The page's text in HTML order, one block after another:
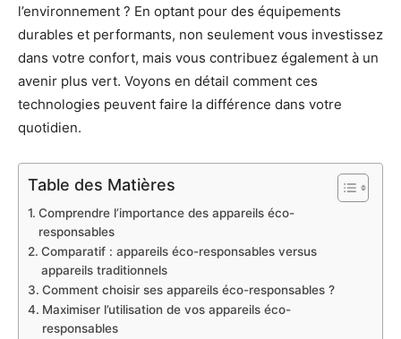
l’environnement ? En optant pour des équipements
durables et performants, non seulement vous investissez
dans votre confort, mais vous contribuez également à un
avenir plus vert. Voyons en détail comment ces
technologies peuvent faire la différence dans votre
quotidien.
Table des Matières
Comprendre l’importance des appareils éco-
responsables
Comparatif : appareils éco-responsables versus
appareils traditionnels
Comment choisir ses appareils éco-responsables ?
Maximiser l’utilisation de vos appareils éco-
responsables